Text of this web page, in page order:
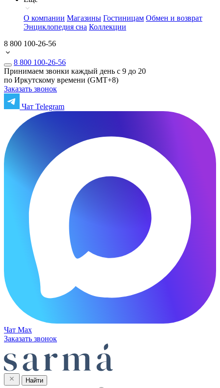
О компании Магазины Гостиницам Обмен и возврат
Энциклопедия сна Коллекции
8 800 100-26-56
8 800 100-26-56
Принимаем звонки каждый день с 9 до 20
по Иркутскому времени (GMT+8)
Заказать звонок
Чат Telegram
Чат Max
Заказать звонок
Найти